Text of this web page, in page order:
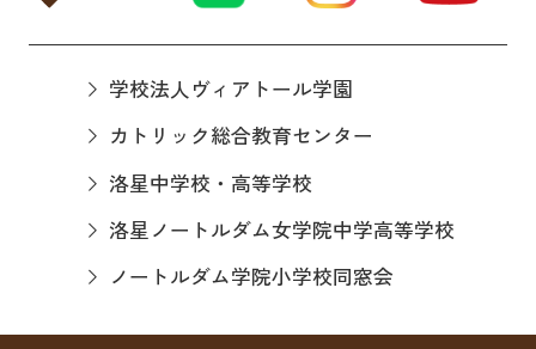
学校法人ヴィアトール学園
カトリック総合教育センター
洛星中学校・高等学校
洛星ノートルダム女学院中学高等学校
ノートルダム学院小学校同窓会